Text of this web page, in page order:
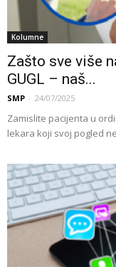
Kolumne
Zašto sve više
GUGL – naš...
SMP - 24/07/2025
Zamislite pacijenta u
lekara koji svoj pogled